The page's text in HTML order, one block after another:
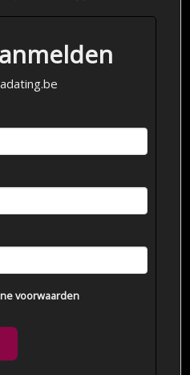
voorwaarden